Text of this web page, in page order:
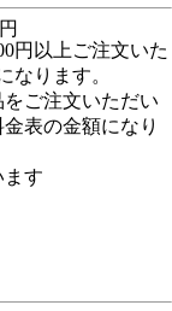
円以上ご注文いた
ります。
ご注文いただい
表の金額になり
ます